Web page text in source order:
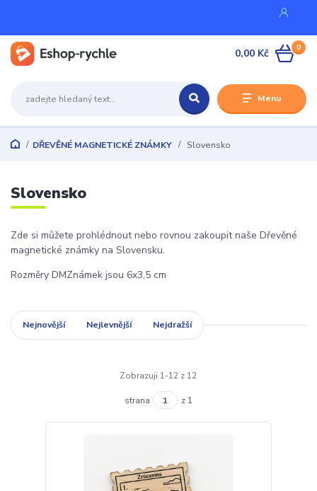
Menu
0
0,00 Kč
DŘEVĚNÉ MAGNETICKÉ ZNÁMKY Slovensko
Slovensko
Zde si můžete prohlédnout nebo rovnou zakoupit naše Dřevěné
magnetické známky na Slovensku.
Rozměry DMZnámek jsou 6x3,5 cm
Nejnovější Nejlevnější Nejdražší
Zobrazuji 1-12 z 12
strana z 1